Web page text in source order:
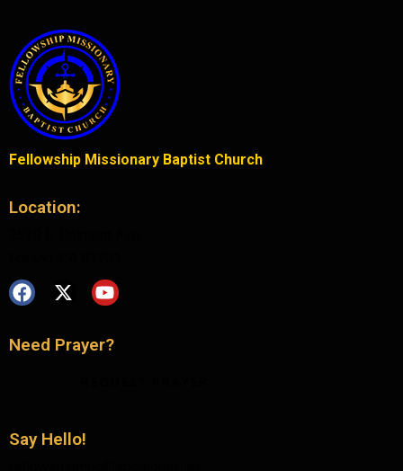
Fellowship Missionary Baptist Church
Location:
Need Prayer?
Say Hello!